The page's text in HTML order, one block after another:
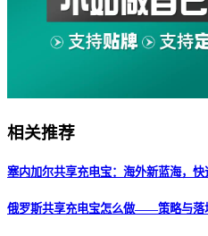
相关推荐
塞内加尔共享充电宝：海外新蓝海，快
俄罗斯共享充电宝怎么做——策略与落